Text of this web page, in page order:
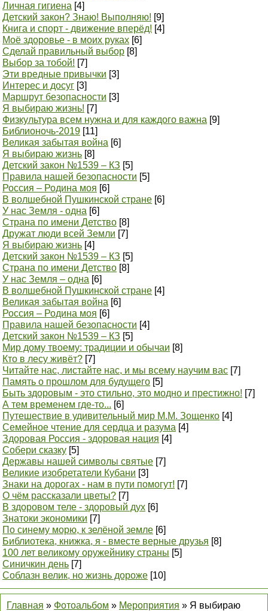
Личная гигиена [4]
Детский закон? Знаю! Выполняю! [9]
Книга и спорт - движение вперёд! [4]
Моё здоровье - в моих руках [6]
Сделай правильный выбор [8]
Выбор за тобой! [7]
Эти вредные привычки [3]
Интерес и досуг [3]
Маршрут безопасности [3]
Я выбираю жизнь! [7]
Физкультура всем нужна и для каждого важна [9]
Библионочь-2019 [11]
Великая забытая война [6]
Я выбираю жизнь [8]
Детский закон №1539 – КЗ [5]
Правила нашей безопасности [5]
Россия – Родина моя [6]
В волшебной Пушкинской стране [6]
У нас Земля - одна [6]
Страна по имени Детство [8]
Дружат люди всей Земли [7]
Я выбираю жизнь [4]
Детский закон №1539 – КЗ [5]
Страна по имени Детство [8]
У нас Земля – одна [6]
В волшебной Пушкинской стране [4]
Великая забытая война [6]
Россия – Родина моя [6]
Правила нашей безопасности [4]
Детский закон №1539 – КЗ [5]
Мир дому твоему: традиции и обычаи [8]
Кто в лесу живёт? [7]
Читайте нас, листайте нас, и мы всему научим вас [7]
Память о прошлом для будущего [5]
Быть здоровым - это стильно, это модно и престижно! [7]
А тем временем где-то... [6]
Путешествие в удивительный мир М.М. Зощенко [4]
Семейное чтение для сердца и разума [4]
Здоровая Россия - здоровая нация [4]
Собери сказку [5]
Державы нашей символы святые [7]
Великие изобретатели Кубани [3]
Знаки на дорогах - нам в пути помогут! [7]
О чём рассказали цветы? [7]
В здоровом теле - здоровый дух [6]
Знатоки экономики [7]
По синему морю, к зелёной земле [6]
Библиотека, книжка, я - вместе верные друзья [8]
100 лет великому оружейнику страны [5]
Синичкин день [7]
Соблазн велик, но жизнь дороже [10]
Главная » Фотоальбом » Мероприятия » Я выбираю